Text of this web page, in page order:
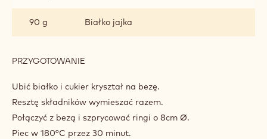
90 g Białko jajka
PRZYGOTOWANIE
BEZOWE
Ubić białko i cukier kryształ na bezę.
Resztę składników wymieszać razem.
Połączyć z bezą i szprycować ringi o 8cm Ø.
Piec w 180°C przez 30 minut.